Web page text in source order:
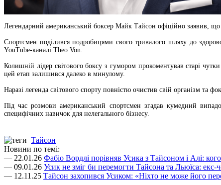
Легендарний американський боксер Майк Тайсон офіційно заявив, що
Спортсмен поділився подробицями свого тривалого шляху до
YouTube-каналі Theo Von.
Колишній лідер світового боксу з гумором прокоментував старі
цей етап залишився далеко в минулому.
Наразі легенда світового спорту повністю очистив свій організм та
Під час розмови американський спортсмен згадав кумедний
специфічних навичок для нелегального бізнесу.
Тайсон
Новини по темі:
— 22.01.26 Фабіо Вордлі порівняв Усика з Тайсоном і Алі:
— 09.01.26 Усик не зміг би перемогти Тайсона та Льюїса: екс-
— 12.11.25 Тайсон захопився Усиком: «Ніхто не може його